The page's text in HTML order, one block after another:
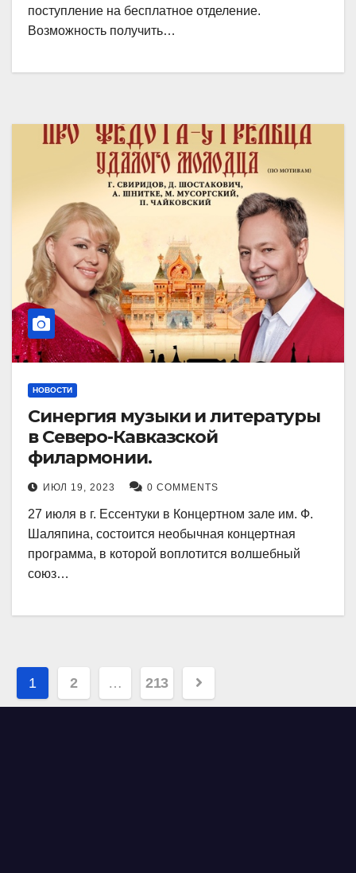
поступление на бесплатное отделение.
Возможность получить…
НОВОСТИ
Синергия музыки и литературы
в Северо-Кавказской
филармонии.
ИЮЛ 19, 2023 0 COMMENTS
27 июля в г. Ессентуки в Концертном зале им. Ф.
Шаляпина, состоится необычная концертная
программа, в которой воплотится волшебный
союз…
Навигация
по
1 2 … 213